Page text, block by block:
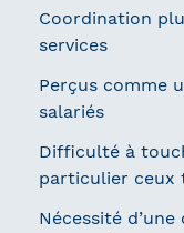
Coordination
services
Perçus comme
salariés
Difficulté à
particulier ceux
Nécessité